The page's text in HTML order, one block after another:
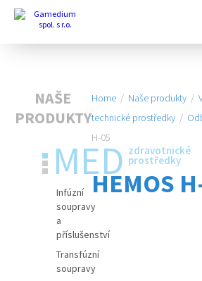
NAŠE
PRODUKTY
MED zdravotnické
prostředky
Infúzní
soupravy
a
příslušenství
Transfúzní
soupravy
Home / Naše produkty /
technické prostředky /
H-05
HEMOS